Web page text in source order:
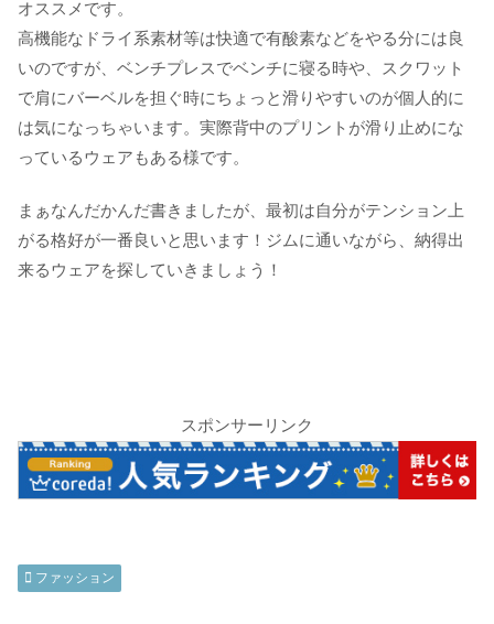
オススメです。
高機能なドライ系素材等は快適で有酸素などをやる分には良
いのですが、ベンチプレスでベンチに寝る時や、スクワット
で肩にバーベルを担ぐ時にちょっと滑りやすいのが個人的に
は気になっちゃいます。実際背中のプリントが滑り止めにな
っているウェアもある様です。
まぁなんだかんだ書きましたが、最初は自分がテンション上
がる格好が一番良いと思います！ジムに通いながら、納得出
来るウェアを探していきましょう！
スポンサーリンク
ファッション